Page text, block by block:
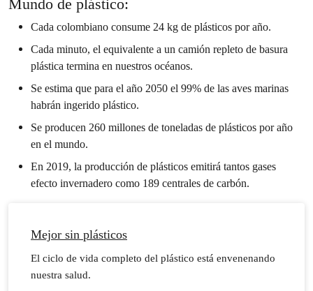
Mundo de plástico:
Cada colombiano consume 24 kg de plásticos por año.
Cada minuto, el equivalente a un camión repleto de basura
plástica termina en nuestros océanos.
Se estima que para el año 2050 el 99% de las aves marinas
habrán ingerido plástico.
Se producen 260 millones de toneladas de plásticos por año
en el mundo.
En 2019, la producción de plásticos emitirá tantos gases
efecto invernadero como 189 centrales de carbón.
Mejor sin plásticos
El ciclo de vida completo del plástico está envenenando
nuestra salud.